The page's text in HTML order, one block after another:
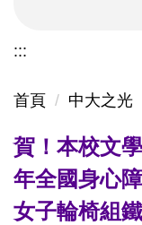
:::
首頁 中大之光
賀！本校文
年全國身心
女子輪椅組